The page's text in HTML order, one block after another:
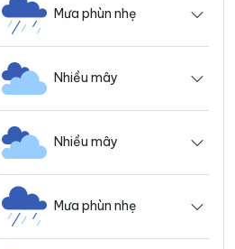
Mưa phùn nhẹ
Nhiều mây
Nhiều mây
Mưa phùn nhẹ